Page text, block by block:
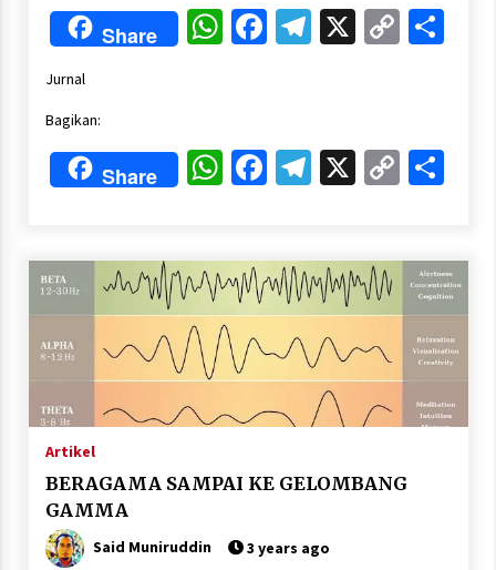
Share WhatsApp
Facebook
Telegram
X Copy
Jurnal
Bagikan:
Share WhatsApp
Facebook
Telegram
X Copy
Artikel
BERAGAMA SAMPAI KE GELOMBANG
GAMMA
Said Muniruddin 3 years ago